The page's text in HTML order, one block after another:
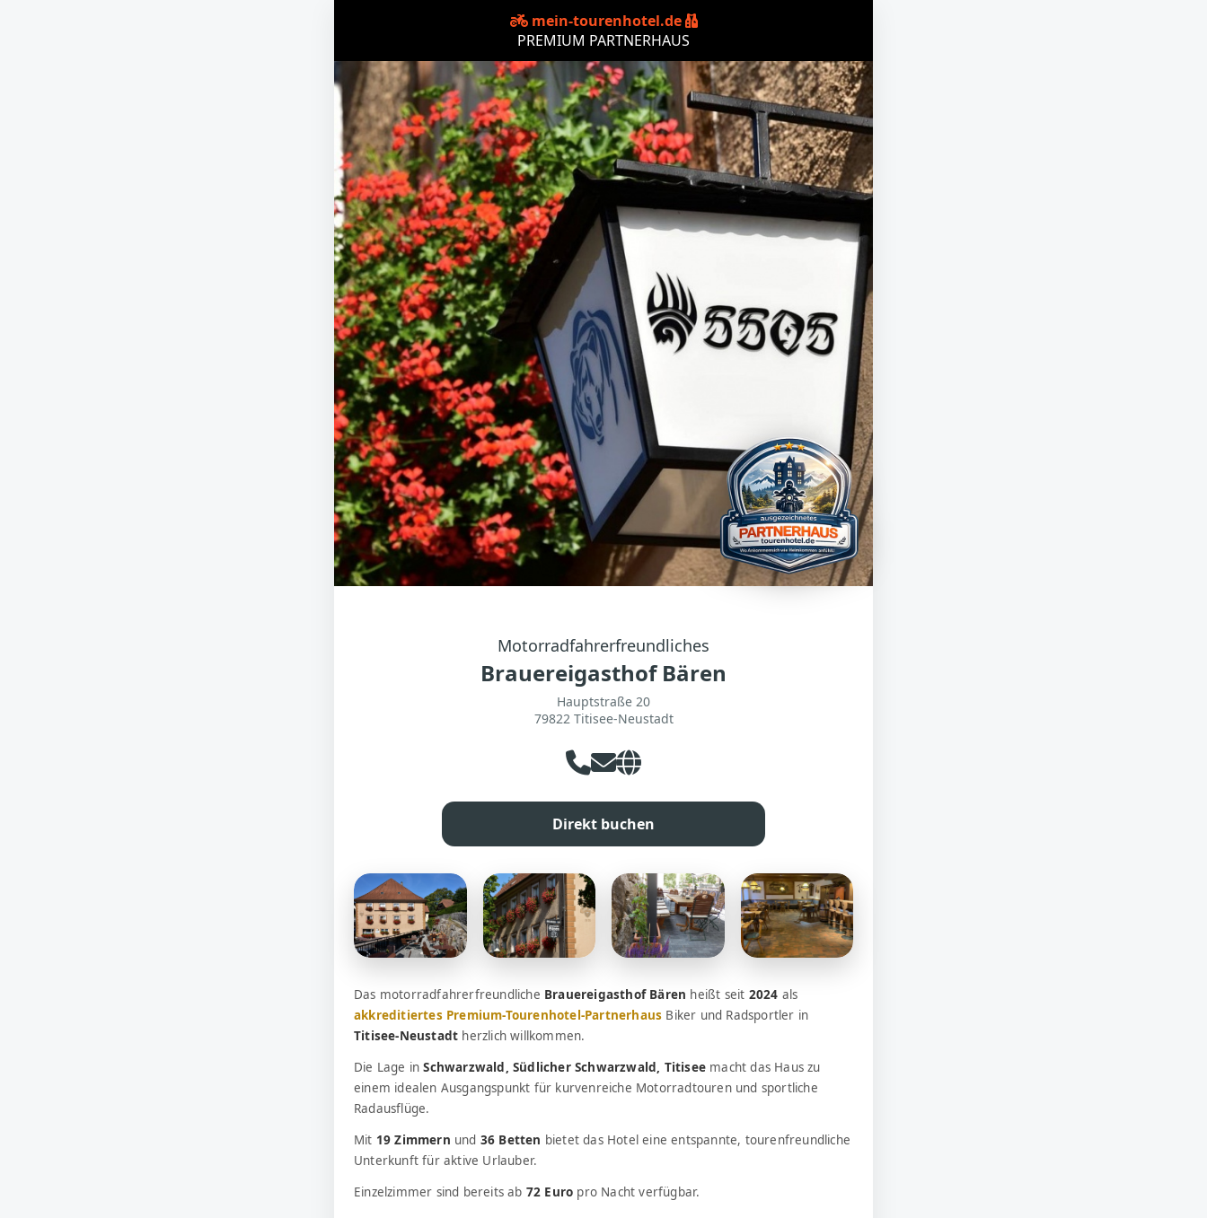
mein-tourenhotel.de
PREMIUM PARTNERHAUS
Motorradfahrerfreundliches
Brauereigasthof Bären
Hauptstraße 20
79822 Titisee-Neustadt
Direkt buchen
Das motorradfahrerfreundliche Brauereigasthof Bären heißt seit 2024 als
akkreditiertes Premium-Tourenhotel-Partnerhaus Biker und Radsportler in
Titisee-Neustadt herzlich willkommen.
Die Lage inSchwarzwald, Südlicher Schwarzwald, Titisee macht das Haus zu
einem idealen Ausgangspunkt für kurvenreiche Motorradtouren und sportliche
Radausflüge.
Mit 19 Zimmern und 36 Betten bietet das Hotel eine entspannte, tourenfreundliche
Unterkunft für aktive Urlauber.
Einzelzimmer sind bereits ab 72 Euro pro Nacht verfügbar.